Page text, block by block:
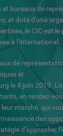
et bureaux de
et doté d'une
le CIC est
à l'international.
de
et
le 4 juin 2019.
en rendez-
marché, qui
des
d'approche,